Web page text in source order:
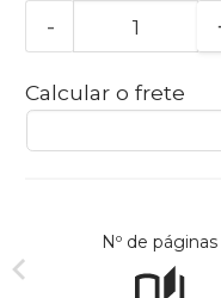
-
Calcular o frete
Nº de páginas